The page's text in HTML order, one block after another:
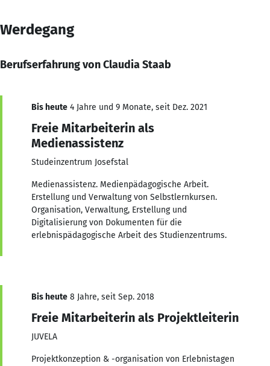
Werdegang
Berufserfahrung von Claudia Staab
Bis heute 4 Jahre und 9 Monate, seit Dez. 2021
Freie Mitarbeiterin als
Medienassistenz
Studeinzentrum Josefstal
Medienassistenz. Medienpädagogische Arbeit.
Erstellung und Verwaltung von Selbstlernkursen.
Organisation, Verwaltung, Erstellung und
Digitalisierung von Dokumenten für die
erlebnispädagogische Arbeit des Studienzentrums.
Bis heute 8 Jahre, seit Sep. 2018
Freie Mitarbeiterin als Projektleiterin
JUVELA
Projektkonzeption & -organisation von Erlebnistagen